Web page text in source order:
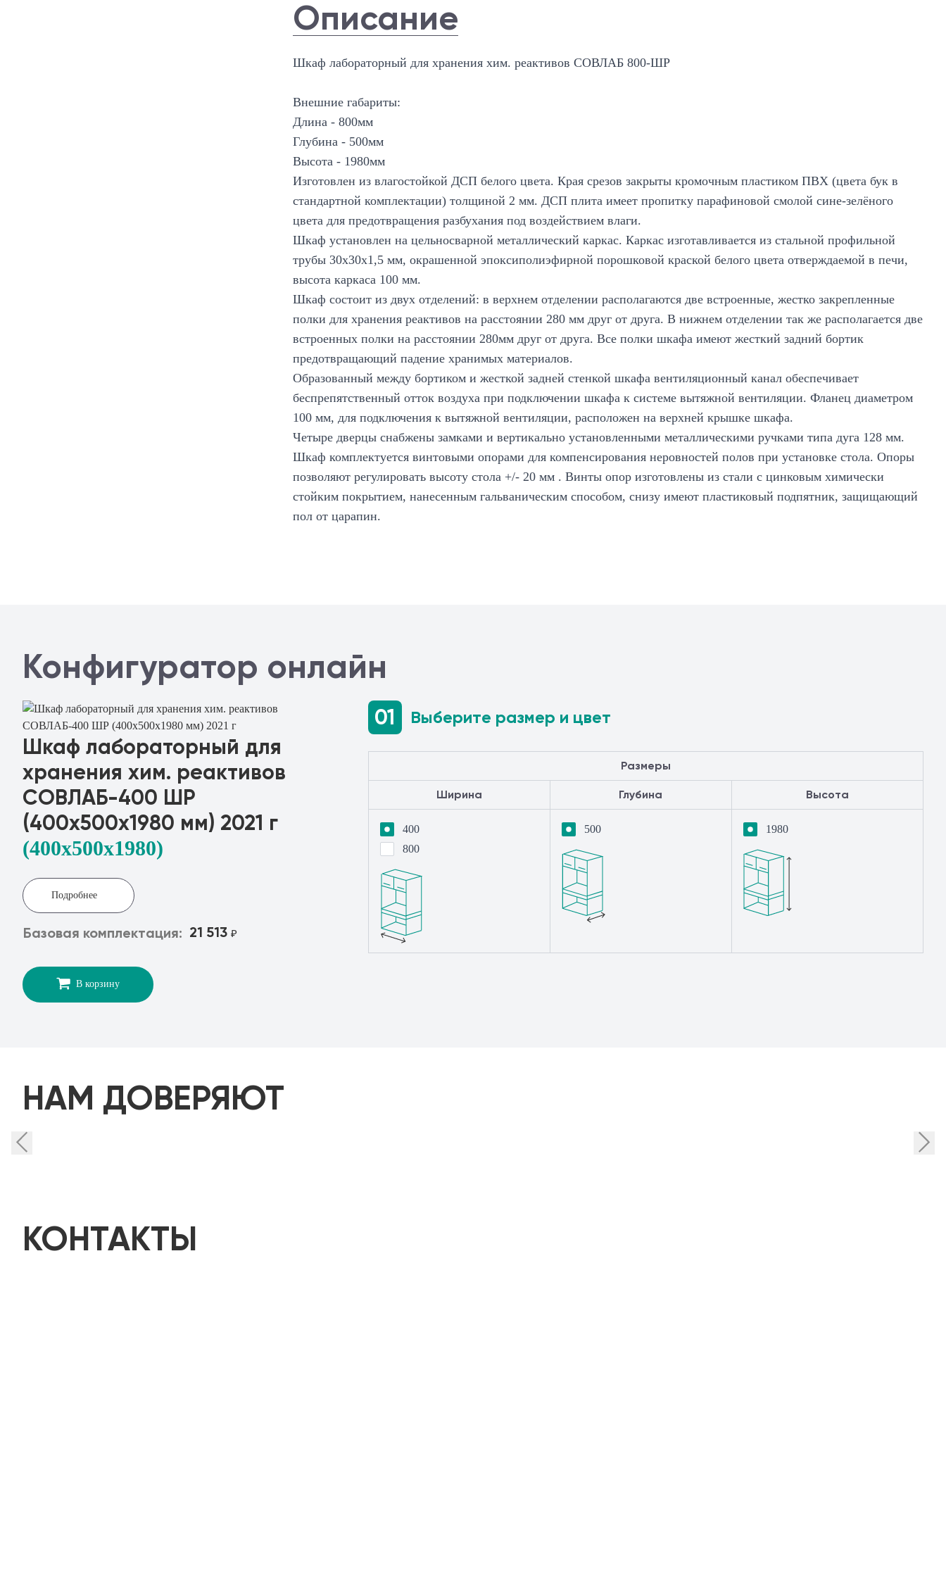
Описание
Шкаф лабораторный для хранения хим. реактивов СОВЛАБ 800-ШР
Внешние габариты:
Длина - 800мм
Глубина - 500мм
Высота - 1980мм
Изготовлен из влагостойкой ДСП белого цвета. Края срезов закрыты кромочным пластиком ПВХ (цвета бук в
стандартной комплектации) толщиной 2 мм. ДСП плита имеет пропитку парафиновой смолой сине-зелёного
цвета для предотвращения разбухания под воздействием влаги.
Шкаф установлен на цельносварной металлический каркас. Каркас изготавливается из стальной профильной
трубы 30х30х1,5 мм, окрашенной эпоксиполиэфирной порошковой краской белого цвета отверждаемой в печи,
высота каркаса 100 мм.
Шкаф состоит из двух отделений: в верхнем отделении располагаются две встроенные, жестко закрепленные
полки для хранения реактивов на расстоянии 280 мм друг от друга. В нижнем отделении так же располагается две
встроенных полки на расстоянии 280мм друг от друга. Все полки шкафа имеют жесткий задний бортик
предотвращающий падение хранимых материалов.
Образованный между бортиком и жесткой задней стенкой шкафа вентиляционный канал обеспечивает
беспрепятственный отток воздуха при подключении шкафа к системе вытяжной вентиляции. Фланец диаметром
100 мм, для подключения к вытяжной вентиляции, расположен на верхней крышке шкафа.
Четыре дверцы снабжены замками и вертикально установленными металлическими ручками типа дуга 128 мм.
Шкаф комплектуется винтовыми опорами для компенсирования неровностей полов при установке стола. Опоры
позволяют регулировать высоту стола +/- 20 мм . Винты опор изготовлены из стали с цинковым химически
стойким покрытием, нанесенным гальваническим способом, снизу имеют пластиковый подпятник, защищающий
пол от царапин.
Конфигуратор онлайн
Шкаф лабораторный для
хранения хим. реактивов
СОВЛАБ-400 ШР
(400х500х1980 мм) 2021 г
(400x500х1980)
Подробнее
Базовая комплектация: 21 513 ₽
В корзину
01 Выберите размер и цвет
Размеры
Ширина Глубина Высота
400
800
500 1980
НАМ ДОВЕРЯЮТ
КОНТАКТЫ